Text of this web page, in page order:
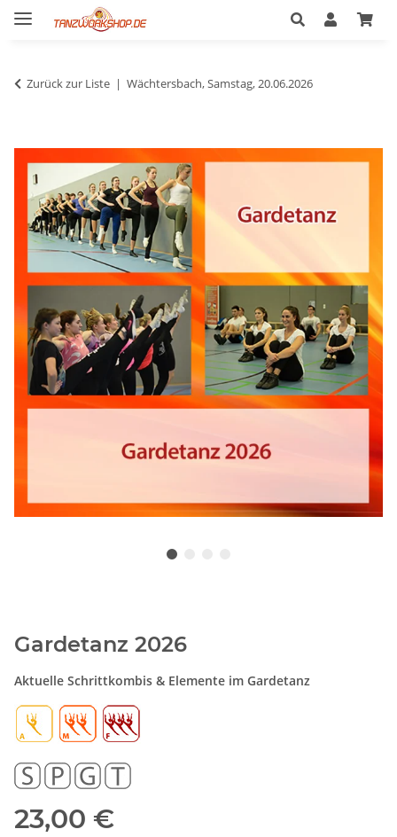
Zurück zur Liste Wächtersbach, Samstag, 20.06.2026
Gardetanz 2026
Aktuelle Schrittkombis & Elemente im Gardetanz
23,00 €